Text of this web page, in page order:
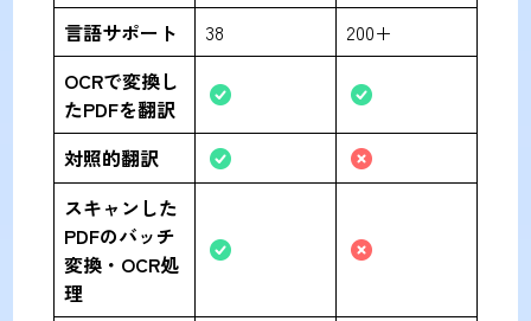
言語サポート
38
200+
OCRで変換し
たPDFを翻訳
対照的翻訳
スキャンした
PDFのバッチ
変換・OCR処
理